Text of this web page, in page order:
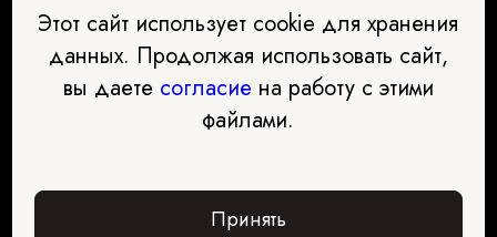
Наш бот-помощник в выборе
Перейти в чат-бот
Этот сайт использует cookie для хранения
данных. Продолжая использовать сайт,
вы даете согласие на работу с этими
файлами.
Принять